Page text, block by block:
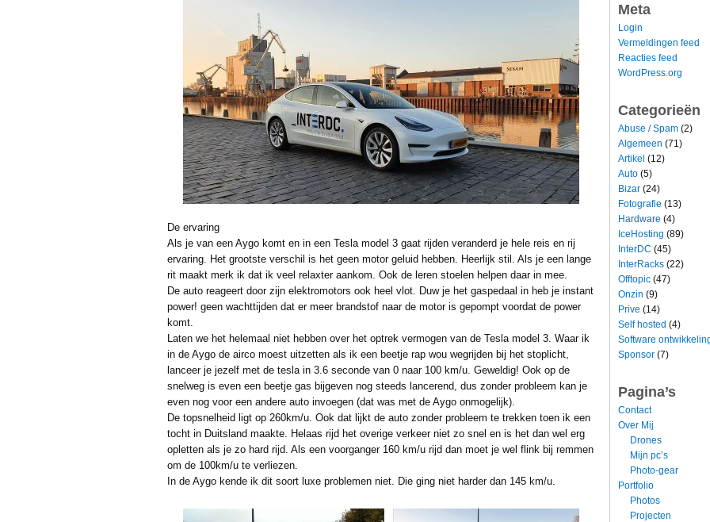
De ervaring
Als je van een Aygo komt en in een Tesla model 3 gaat rijden veranderd je hele reis en rij
ervaring. Het grootste verschil is het geen motor geluid hebben. Heerlijk stil. Als je een lange
rit maakt merk ik dat ik veel relaxter aankom. Ook de leren stoelen helpen daar in mee.
De auto reageert door zijn elektromotors ook heel vlot. Duw je het gaspedaal in heb je instant
power! geen wachttijden dat er meer brandstof naar de motor is gepompt voordat de power
komt.
Laten we het helemaal niet hebben over het optrek vermogen van de Tesla model 3. Waar ik
in de Aygo de airco moest uitzetten als ik een beetje rap wou wegrijden bij het stoplicht,
lanceer je jezelf met de tesla in 3.6 seconde van 0 naar 100 km/u. Geweldig! Ook op de
snelweg is even een beetje gas bijgeven nog steeds lancerend, dus zonder probleem kan je
even nog voor een andere auto invoegen (dat was met de Aygo onmogelijk).
De topsnelheid ligt op 260km/u. Ook dat lijkt de auto zonder probleem te trekken toen ik een
tocht in Duitsland maakte. Helaas rijd het overige verkeer niet zo snel en is het dan wel erg
opletten als je zo hard rijd. Als een voorganger 160 km/u rijd dan moet je wel flink bij remmen
om de 100km/u te verliezen.
In de Aygo kende ik dit soort luxe problemen niet. Die ging niet harder dan 145 km/u.
Meta
Login
Vermeldingen feed
Reacties feed
WordPress.org
Categorieën
Abuse / Spam (2)
Algemeen (71)
Artikel (12)
Auto (5)
Bizar (24)
Fotografie (13)
Hardware (4)
IceHosting (89)
InterDC (45)
InterRacks (22)
Offtopic (47)
Onzin (9)
Prive (14)
Self hosted (4)
Software
Sponsor (7)
Pagina’s
Contact
Over Mij
Drones
Mijn pc’s
Photo-gear
Portfolio
Photos
Projecten